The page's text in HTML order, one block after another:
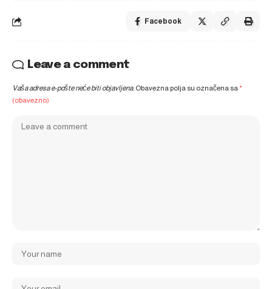
Facebook
Leave a comment
Vaša adresa e-pošte neće biti objavljena. Obavezna polja su označena sa*
(obavezno)